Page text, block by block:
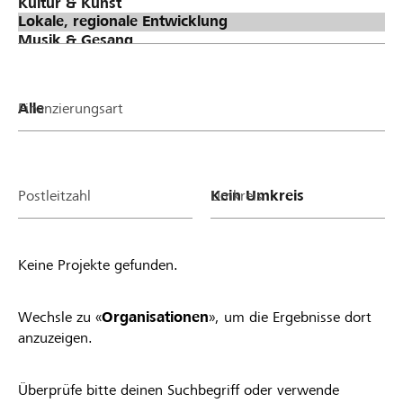
zu stimmen. Phase 3: Verteilung Lokalbonus
(Spendentopf von Raiffeisen) an erfolgreiche
hat, desto höher fällt der Anteil am Lokalbonus
von Raiffeisen aus. Alle Projekte und
lokalhelden.ch aktivierst, nimmst du automatisch
wird lokal umgesetzt bzw. dein Verein/deine
allgemeinen Richtlinien von lokalhelden.ch* Unter
"Bankregion" siehst du 14 Tagen nachdem deine
Organisation aktiv geschaltet wurde oder dein
von deiner Raiffeisenbank angenommen oder
Finanzierungsart
Postleitzahl Umkreis
Keine Projekte gefunden.
Wechsle zu «Organisationen», um die Ergebnisse dort
anzuzeigen.
Überprüfe bitte deinen Suchbegriff oder verwende